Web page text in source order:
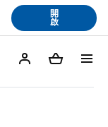
開
啟